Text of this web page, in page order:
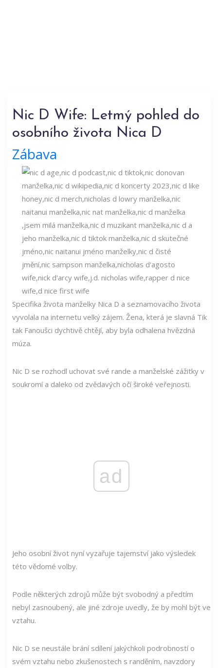
Nic D Wife: Letmý pohled do
osobního života Nica D
Zábava
Specifika života manželky Nica D a seznamovacího života
vyvolala na internetu velký zájem. Žena, která je slavná Tik
tak Fanoušci dychtivě chtějí, aby byla odhalena hvězdná
múza.
Nic D se rozhodl uchovat své rande a manželské zážitky v
soukromí a daleko od zvědavých očí široké veřejnosti.
ad
Jeho osobní život nyní vyzařuje tajemství jako výsledek
této vědomé volby.
Podle některých zdrojů může být svobodný a předtím
nebyl zasnoubený, ale jiné zdroje uvedly, že by mohl být ve
vztahu.
Nic D se neustále brání sdílení jakýchkoli podrobností o
svém vztahu nebo zkušenostech s randěním, navzdory